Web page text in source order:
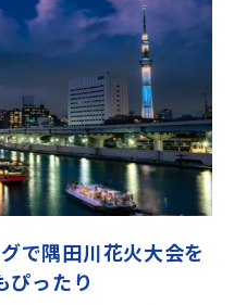
で隅田川花火大会を
ぴったり